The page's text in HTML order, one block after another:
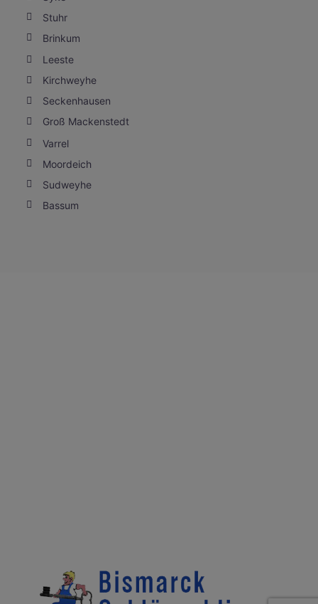
Stuhr
Brinkum
Leeste
Kirchweyhe
Seckenhausen
Groß Mackenstedt
Varrel
Moordeich
Sudweyhe
Bassum